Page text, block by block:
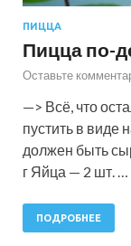
ПИЦЦА
Пицца по-
Оставьте
—> Всё, что
пустить в виде
должен быть
г Яйца — 2 шт. …
ПОДРОБНЕЕ